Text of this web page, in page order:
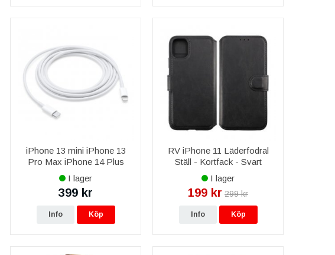
iPhone 13 mini iPhone 13
Pro Max iPhone 14 Plus
iPhone 14 Pro Max Apple
Original USB-C till Lightning-
kabel 2M MKQ42ZM/A - Vit
I lager
399 kr
Info Köp
RV iPhone 11 Läderfodral
Ställ - Kortfack - Svart
I lager
199 kr 299 kr
Info Köp